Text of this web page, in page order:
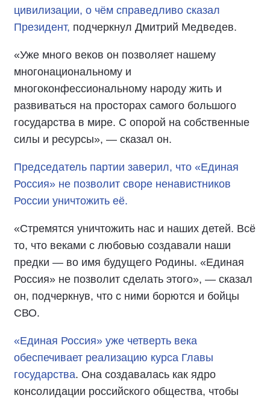
цивилизации, о чём справедливо сказал
Президент, подчеркнул Дмитрий Медведев.
«Уже много веков он позволяет нашему
многонациональному и
многоконфессиональному народу жить и
развиваться на просторах самого большого
государства в мире. С опорой на собственные
силы и ресурсы», — сказал он.
Председатель партии заверил, что «Единая
Россия» не позволит своре ненавистников
России уничтожить её.
«Стремятся уничтожить нас и наших детей. Всё
то, что веками с любовью создавали наши
предки — во имя будущего Родины. «Единая
Россия» не позволит сделать этого», — сказал
он, подчеркнув, что с ними борются и бойцы
СВО.
«Единая Россия» уже четверть века
обеспечивает реализацию курса Главы
государства. Она создавалась как ядро
консолидации российского общества, чтобы